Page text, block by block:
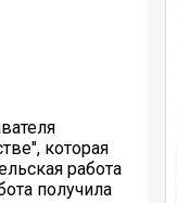
которая
работа
получила